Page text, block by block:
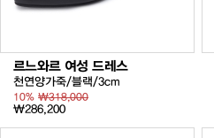
르느와르 여성 드레스
천연양가죽/블랙/3cm
10% ₩318,000
₩286,200